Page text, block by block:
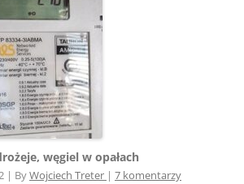
węgiel w opałach
| ByWojciech Treter | 7 komentarzy